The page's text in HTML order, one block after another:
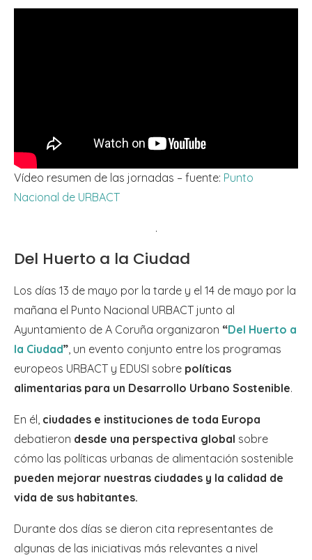
Vídeo resumen de las jornadas – fuente: Punto
Nacional de URBACT
.
Del Huerto a la Ciudad
Los días 13 de mayo por la tarde y el 14 de mayo por la
mañana el Punto Nacional URBACT junto al
Ayuntamiento de A Coruña organizaron “Del Huerto a
la Ciudad”, un evento conjunto entre los programas
europeos URBACT y EDUSI sobre políticas
alimentarias para un Desarrollo Urbano Sostenible.
En él, ciudades e instituciones de toda Europa
debatieron desde una perspectiva global sobre
cómo las políticas urbanas de alimentación sostenible
pueden mejorar nuestras ciudades y la calidad de
vida de sus habitantes.
Durante dos días se dieron cita representantes de
algunas de las iniciativas más relevantes a nivel